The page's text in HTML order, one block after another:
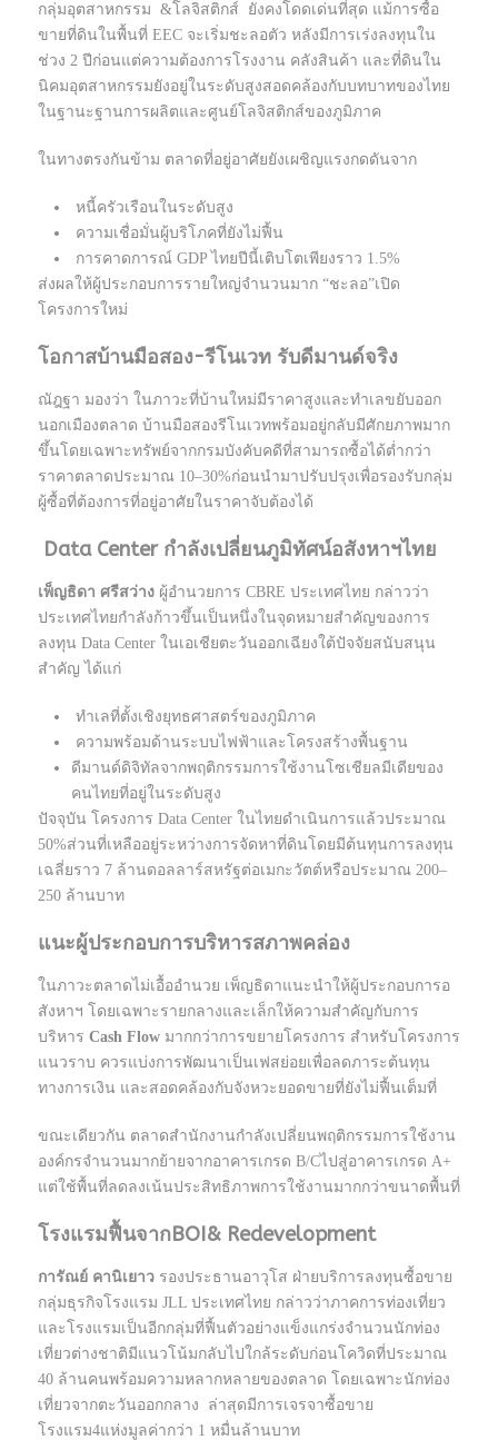
กลุ่มอุตสาหกรรม &โลจิสติกส์ ยังคงโดดเด่นที่สุด แม้การซื้อ
ขายที่ดินในพื้นที่ EEC จะเริ่มชะลอตัว หลังมีการเร่งลงทุนใน
ช่วง 2 ปีก่อนแต่ความต้องการโรงงาน คลังสินค้า และที่ดินใน
นิคมอุตสาหกรรมยังอยู่ในระดับสูงสอดคล้องกับบทบาทของไทย
ในฐานะฐานการผลิตและศูนย์โลจิสติกส์ของภูมิภาค
ในทางตรงกันข้าม ตลาดที่อยู่อาศัยยังเผชิญแรงกดดันจาก
หนี้ครัวเรือนในระดับสูง
ความเชื่อมั่นผู้บริโภคที่ยังไม่ฟื้น
การคาดการณ์ GDP ไทยปีนี้เติบโตเพียงราว 1.5%
ส่งผลให้ผู้ประกอบการรายใหญ่จำนวนมาก “ชะลอ”เปิด
โครงการใหม่
โอกาสบ้านมือสอง-รีโนเวท รับดีมานด์จริง
ณัฎฐา มองว่า ในภาวะที่บ้านใหม่มีราคาสูงและทำเลขยับออก
นอกเมืองตลาด บ้านมือสองรีโนเวทพร้อมอยู่กลับมีศักยภาพมาก
ขึ้นโดยเฉพาะทรัพย์จากกรมบังคับคดีที่สามารถซื้อได้ต่ำกว่า
ราคาตลาดประมาณ 10–30%ก่อนนำมาปรับปรุงเพื่อรองรับกลุ่ม
ผู้ซื้อที่ต้องการที่อยู่อาศัยในราคาจับต้องได้
Data Center กำลังเปลี่ยนภูมิทัศน์อสังหาฯไทย
เพ็ญธิดา ศรีสว่าง ผู้อำนวยการ CBRE ประเทศไทย กล่าวว่า
ประเทศไทยกำลังก้าวขึ้นเป็นหนึ่งในจุดหมายสำคัญของการ
ลงทุน Data Center ในเอเชียตะวันออกเฉียงใต้ปัจจัยสนับสนุน
สำคัญ ได้แก่
ทำเลที่ตั้งเชิงยุทธศาสตร์ของภูมิภาค
ความพร้อมด้านระบบไฟฟ้าและโครงสร้างพื้นฐาน
ดีมานด์ดิจิทัลจากพฤติกรรมการใช้งานโซเชียลมีเดียของ
คนไทยที่อยู่ในระดับสูง
ปัจจุบัน โครงการ Data Center ในไทยดำเนินการแล้วประมาณ
50%ส่วนที่เหลืออยู่ระหว่างการจัดหาที่ดินโดยมีต้นทุนการลงทุน
เฉลี่ยราว 7 ล้านดอลลาร์สหรัฐต่อเมกะวัตต์หรือประมาณ 200–
250 ล้านบาท
แนะผู้ประกอบการบริหารสภาพคล่อง
ในภาวะตลาดไม่เอื้ออำนวย เพ็ญธิดาแนะนำให้ผู้ประกอบการอ
สังหาฯ โดยเฉพาะรายกลางและเล็กให้ความสำคัญกับการ
บริหาร Cash Flow มากกว่าการขยายโครงการ สำหรับโครงการ
แนวราบ ควรแบ่งการพัฒนาเป็นเฟสย่อยเพื่อลดภาระต้นทุน
ทางการเงิน และสอดคล้องกับจังหวะยอดขายที่ยังไม่ฟื้นเต็มที่
ขณะเดียวกัน ตลาดสำนักงานกำลังเปลี่ยนพฤติกรรมการใช้งาน
องค์กรจำนวนมากย้ายจากอาคารเกรด B/Cไปสู่อาคารเกรด A+
แต่ใช้พื้นที่ลดลงเน้นประสิทธิภาพการใช้งานมากกว่าขนาดพื้นที่
โรงแรมฟื้นจากBOI& Redevelopment
การัณย์ คานิเยาว รองประธานอาวุโส ฝ่ายบริการลงทุนซื้อขาย
กลุ่มธุรกิจโรงแรม JLL ประเทศไทย กล่าวว่าภาคการท่องเที่ยว
และโรงแรมเป็นอีกกลุ่มที่ฟื้นตัวอย่างแข็งแกร่งจำนวนนักท่อง
เที่ยวต่างชาติมีแนวโน้มกลับไปใกล้ระดับก่อนโควิดที่ประมาณ
40 ล้านคนพร้อมความหลากหลายของตลาด โดยเฉพาะนักท่อง
เที่ยวจากตะวันออกกลาง ล่าสุดมีการเจรจาซื้อขาย
โรงแรม4แห่งมูลค่ากว่า 1 หมื่นล้านบาท